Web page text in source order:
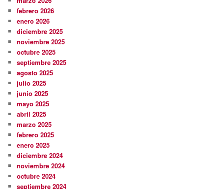
febrero 2026
enero 2026
diciembre 2025
noviembre 2025
octubre 2025
septiembre 2025
agosto 2025
julio 2025
junio 2025
mayo 2025
abril 2025
marzo 2025
febrero 2025
enero 2025
diciembre 2024
noviembre 2024
octubre 2024
septiembre 2024